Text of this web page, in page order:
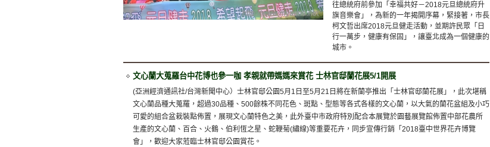
往總統府前參加「幸福共好－2018元旦總統府升
旗音樂會」，為新的一年揭開序幕，緊接著，市長
柯文哲出席2018元旦健走活動，並期許民眾「日
行一萬步，健康有保固」，讓臺北成為一個健康的
城市。
文心蘭大蒐羅台中花博也參一咖 孝親就帶媽媽來賞花 士林官邸蘭花展5/1開展
(亞洲經濟通訊社/台灣新聞中心）士林官邸公園5月1日至5月21日將在新蘭亭推出「士林官邸蘭花展」，此次堪稱
文心蘭品種大蒐羅，超過30品種、500餘株不同花色、斑點、型態等各式各樣的文心蘭，以大氣的蘭花盆組及小巧
可愛的組合盆栽裝點佈置，展現文心蘭特色之美，此外臺中市政府特別配合本展覽於園藝展覽館佈置中部花農所
生產的文心蘭、百合、火鶴、伯利恆之星、蛇鞭菊(繡線)等重要花卉，同步宣傳行銷「2018臺中世界花卉博覽
會」，歡迎大家蒞臨士林官邸公園賞花。